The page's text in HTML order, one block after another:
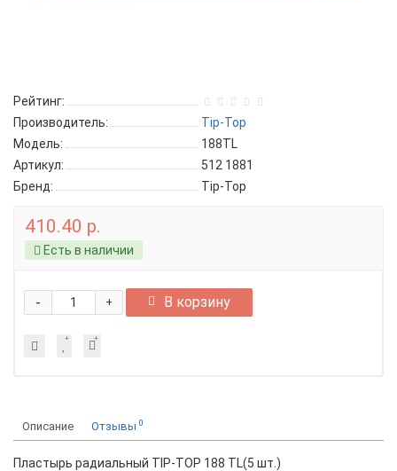
Рейтинг:
Производитель:
Tip-Top
Модель:
188TL
Артикул:
512 1881
Бренд:
Tip-Top
410.40 р.
Есть в наличии
+
- В корзину
Описание Отзывы 0
Пластырь радиальный TIP-TOP 188 TL(5 шт.)